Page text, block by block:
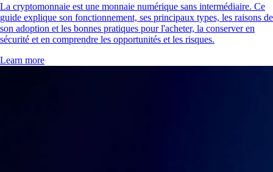
La cryptomonnaie est une monnaie numérique sans intermédiaire. Ce
guide explique son fonctionnement, ses principaux types, les raisons de
son adoption et les bonnes pratiques pour l'acheter, la conserver en
sécurité et en comprendre les opportunités et les risques.
Learn more